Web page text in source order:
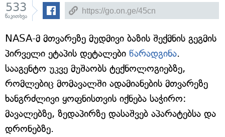
533
წაკითხვა
NASA-მ მთვარეზე მუდმივი ბაზის შექმნის გეგმის
პირველი ეტაპის დეტალები წარადგინა.
სააგენტო უკვე მუშაობს ტექნოლოგიებზე,
რომლებიც მომავალში ადამიანების მთვარეზე
ხანგრძლივი ყოფნისთვის იქნება საჭირო:
მავალებზე, ზედაპირზე დასაშვებ აპარატებსა და
დრონებზე.